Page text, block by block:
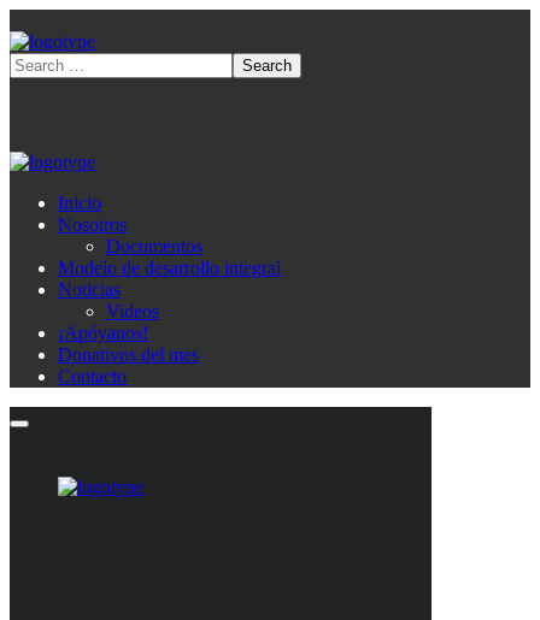
Inicio
Nosotros
Documentos
Modelo de desarrollo integral
Noticias
Videos
¡Apóyanos!
Donativos del mes
Contacto